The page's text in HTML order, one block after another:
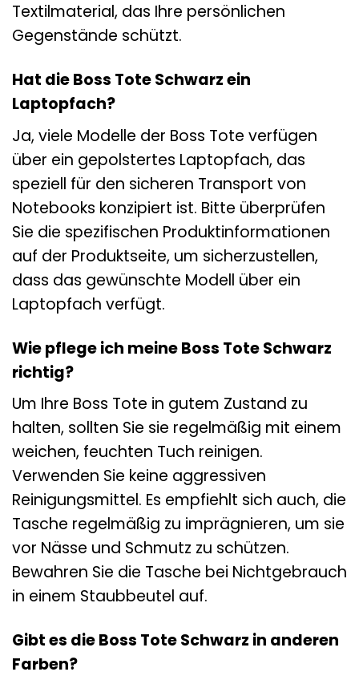
Textilmaterial, das Ihre persönlichen
Gegenstände schützt.
Hat die Boss Tote Schwarz ein
Laptopfach?
Ja, viele Modelle der Boss Tote verfügen
über ein gepolstertes Laptopfach, das
speziell für den sicheren Transport von
Notebooks konzipiert ist. Bitte überprüfen
Sie die spezifischen Produktinformationen
auf der Produktseite, um sicherzustellen,
dass das gewünschte Modell über ein
Laptopfach verfügt.
Wie pflege ich meine Boss Tote Schwarz
richtig?
Um Ihre Boss Tote in gutem Zustand zu
halten, sollten Sie sie regelmäßig mit einem
weichen, feuchten Tuch reinigen.
Verwenden Sie keine aggressiven
Reinigungsmittel. Es empfiehlt sich auch, die
Tasche regelmäßig zu imprägnieren, um sie
vor Nässe und Schmutz zu schützen.
Bewahren Sie die Tasche bei Nichtgebrauch
in einem Staubbeutel auf.
Gibt es die Boss Tote Schwarz in anderen
Farben?